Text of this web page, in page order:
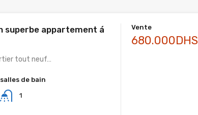
superbe appartement á
tout neuf…
salles de bain
1
Vente
680.000DHS